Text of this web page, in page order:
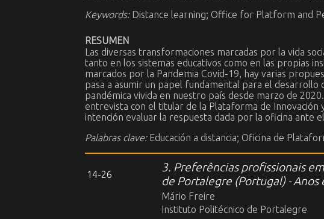
Keywords: Distance learning; Office for Platform and
RESUMEN
Las diversas transformaciones marcadas por la vida
tanto en los sistemas educativos como en las propias
marcados por la Pandemia Covid-19, hay varias
pasa a asumir un papel fundamental para el desarrollo
pandémica vivida en nuestro país desde marzo de
entrevista con el titular de la Plataforma de Innovación
intención evaluar la respuesta dada por la oficina ante
Palabras clave: Educación a distancia; Oficina de
14-26
3. Preferências profissionais
de Portalegre (Portugal) -
Mário Freire
Instituto Politécnico de Portalegre